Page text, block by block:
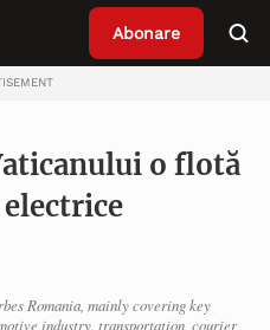
Abonare
o flotă
Romania, mainly covering key
industry, transportation, courier